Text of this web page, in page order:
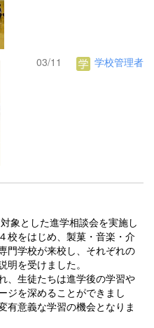
03/11 学校管理者
象とした進学相談会を実施し
校をはじめ、製菓・音楽・介
門学校が来校し、それぞれの
を受けました。
、生徒たちは進学後の学習や
ジを深めることができまし
有意義な学習の機会となりま